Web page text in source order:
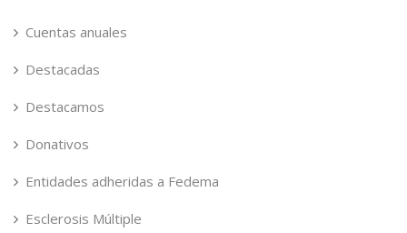
Cuentas anuales
Destacadas
Destacamos
Donativos
Entidades adheridas a Fedema
Esclerosis Múltiple